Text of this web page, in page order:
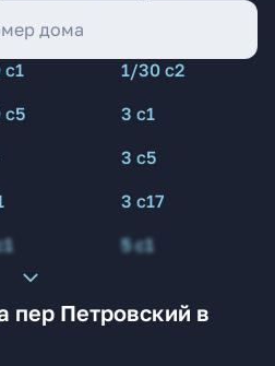
1/30 с2
с5
3 с1
3 с5
3 с17
5 с1
пер Петровский в